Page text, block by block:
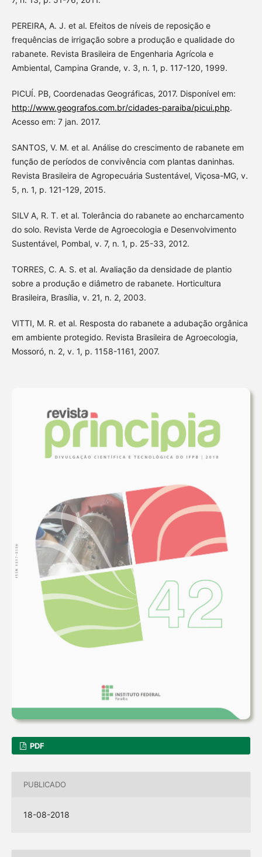
PEREIRA, A. J. et al. Efeitos de níveis de reposição e
frequências de irrigação sobre a produção e qualidade do
rabanete. Revista Brasileira de Engenharia Agrícola e
Ambiental, Campina Grande, v. 3, n. 1, p. 117-120, 1999.
PICUÍ. PB, Coordenadas Geográficas, 2017. Disponível em:
http://www.geografos.com.br/cidades-paraiba/picui.php.
Acesso em: 7 jan. 2017.
SANTOS, V. M. et al. Análise do crescimento de rabanete em
função de períodos de convivência com plantas daninhas.
Revista Brasileira de Agropecuária Sustentável, Viçosa-MG, v.
5, n. 1, p. 121-129, 2015.
SILV A, R. T. et al. Tolerância do rabanete ao encharcamento
do solo. Revista Verde de Agroecologia e Desenvolvimento
Sustentável, Pombal, v. 7, n. 1, p. 25-33, 2012.
TORRES, C. A. S. et al. Avaliação da densidade de plantio
sobre a produção e diâmetro de rabanete. Horticultura
Brasileira, Brasília, v. 21, n. 2, 2003.
VITTI, M. R. et al. Resposta do rabanete a adubação orgânica
em ambiente protegido. Revista Brasileira de Agroecologia,
Mossoró, n. 2, v. 1, p. 1158-1161, 2007.
PDF
PUBLICADO
18-08-2018